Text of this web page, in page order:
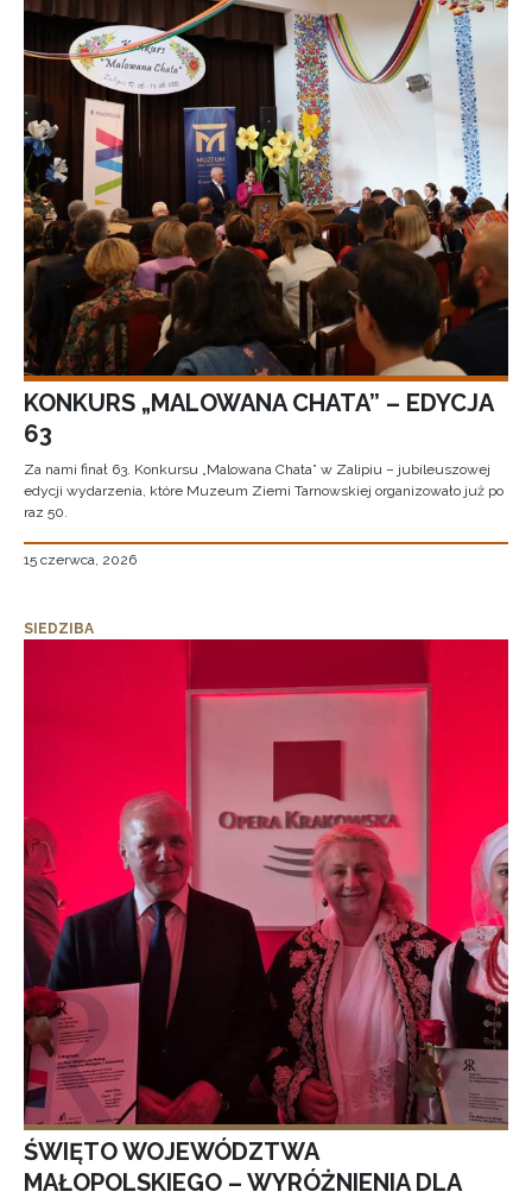
KONKURS „MALOWANA CHATA” – EDYCJA
63
Za nami finał 63. Konkursu „Malowana Chata” w Zalipiu – jubileuszowej
edycji wydarzenia, które Muzeum Ziemi Tarnowskiej organizowało już po
raz 50.
15 czerwca, 2026
SIEDZIBA
ŚWIĘTO WOJEWÓDZTWA
MAŁOPOLSKIEGO – WYRÓŻNIENIA DLA